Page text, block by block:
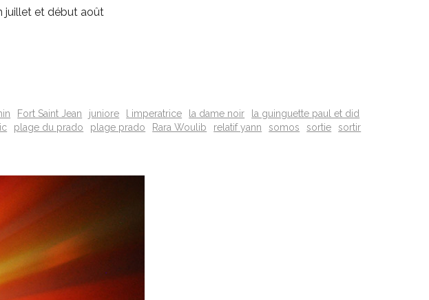
juillet et début août
Fort Saint Jean juniore l imperatrice la dame noir
la guinguette paul et did
plage du prado plage prado Rara Woulib relatif yann somos sortie
sortir